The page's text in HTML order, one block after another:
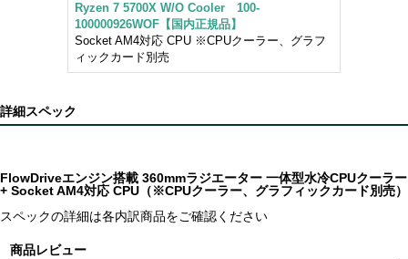
Ryzen 7 5700X W/O Cooler 100-
100000926WOF【国内正規品】
Socket AM4対応 CPU ※CPUクーラー、グラフ
ィックカード別売
詳細スペック
FlowDriveエンジン搭載 360mmラジエーター 一体型水冷CPUクーラー
+ Socket AM4対応 CPU（※CPUクーラー、グラフィックカード別売）
スペックの詳細は各内訳商品をご確認ください
商品レビュー